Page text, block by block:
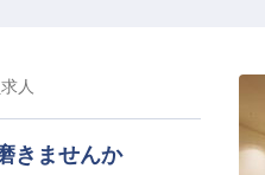
求人
きませんか